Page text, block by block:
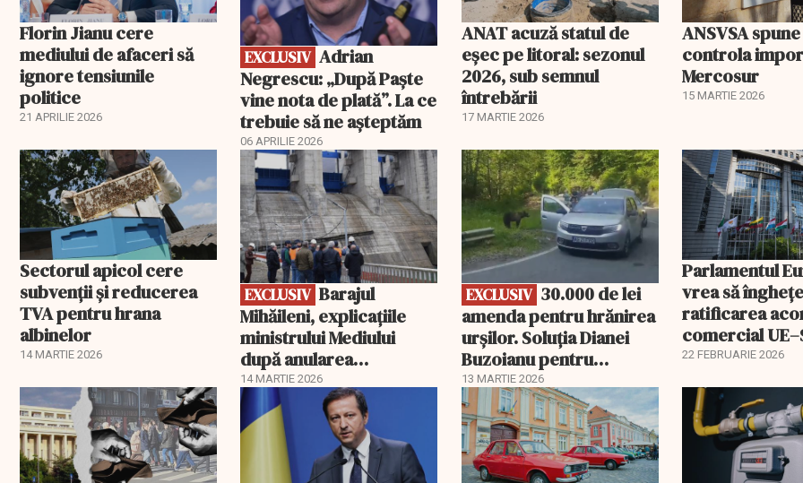
Florin Jianu cere
mediului de afaceri să
ignore tensiunile
politice
21 APRILIE 2026
EXCLUSIV Adrian
Negrescu: „După Paște
vine nota de plată”. La ce
trebuie să ne așteptăm
06 APRILIE 2026
ANAT acuză statul de
eșec pe litoral: sezonul
2026, sub semnul
întrebării
17 MARTIE 2026
ANSVSA
controla
Mercosur
15 MARTIE 2026
Sectorul apicol cere
subvenții și reducerea
TVA pentru hrana
albinelor
14 MARTIE 2026
EXCLUSIV
EXCLUSIV Barajul
Mihăileni, explicațiile
ministrului Mediului
după anularea
autorizației
14 MARTIE 2026
EXCLUSIV
EXCLUSIV
amenda pentru hrănirea
urșilor. Soluția Dianei
Buzoianu pentru
aplicarea legii
13 MARTIE 2026
Parlamentul
vrea să înghețe
ratificarea
comercial
22 FEBRUARIE 2026
EXCLUSIV